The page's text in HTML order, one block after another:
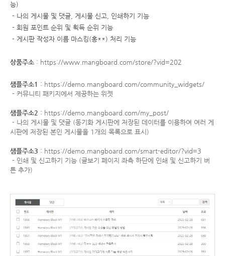
능)
- 나의 게시물 및 댓글, 게시물 신고, 인쇄하기 기능
- 회원 포인트 순위 및 획득 순위 기능
- 게시판 작성자 이름 마스킹(홍**) 처리 기능
상품주소 : https://www.mangboard.com/store/?vid=202
샘플주소1 : https://demo.mangboard.com/community_widgets/
- 커뮤니티 패키지에서 제공하는 위젯
샘플주소2 : https://demo.mangboard.com/my_post/
- 나의 게시물 및 댓글 (동기화 게시판에 저장된 데이터를 이용하여 여러 게
시판에 저장된 본인 게시물을 1개의 목록으로 표시)
샘플주소3 : https://demo.mangboard.com/smart-editor/?vid=3
- 인쇄 및 신고하기 기능 (글보기 페이지 좌측 하단에 인쇄 및 신고하기 버
튼 추가)